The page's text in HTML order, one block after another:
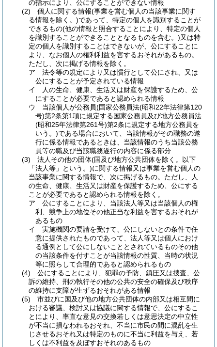
の指示により、公にすることができない情報
(2)
個人に関する情報(事業を営む個人の当該事業に関す
る情報を除く。)であって、特定の個人を識別することが
できるもの(他の情報と照合することにより、特定の個人
を識別することができることとなるものを含む。)又は特
定の個人を識別することはできないが、公にすることに
より、なお個人の権利利益を害するおそれがあるもの。
ただし、次に掲げる情報を除く。
ア
法令等の規定により又は慣行として公にされ、又は
公にすることが予定されている情報
イ
人の生命、健康、生活又は財産を保護するため、公
にすることが必要であると認められる情報
ウ
当該個人が公務員(国家公務員法(昭和22年法律第120
号)第2条第1項に規定する国家公務員及び地方公務員法
(昭和25年法律第261号)第2条に規定する地方公務員を
いう。)である場合において、当該情報がその職務の遂
行に係る情報であるときは、当該情報のうち当該公務
員等の職及び当該職務遂行の内容に係る部分
(3)
法人その他の団体(国及び地方公共団体を除く。以下
「法人等」という。)に関する情報又は事業を営む個人の
当該事業に関する情報で、次に掲げるもの。 ただし、人
の生命、健康、生活又は財産を保護するため、公にする
ことが必要であると認められる情報を除く。
ア
公にすることにより、当該法人等又は当該個人の権
利、競争上の地位その他正当な利益を害するおそれが
あるもの
イ
実施機関の要請を受けて、公にしないとの条件で任
意に提供されたものであって、法人等又は個人におけ
る通例として公にしないこととされているものその他
の当該条件を付すことが当該情報の性質、当時の状況
等に照らして合理的であると認められるもの
(4)
公にすることにより、犯罪の予防、鎮圧又は捜査、公
訴の維持、刑の執行その他の公共の安全の確保及び秩序
の維持に支障が生ずるおそれがある情報
(5)
市並びに国及び他の地方公共団体の内部又は相互間に
おける審議、検討又は協議に関する情報で、公にするこ
とにより、率直な意見の交換若しくは意思決定の中立性
が不当に損なわれるおそれ、不当に市民の間に混乱を生
じさせるおそれ又は特定のものに不当に利益を与え、若
しくは不利益を及ぼすおそれのあるもの